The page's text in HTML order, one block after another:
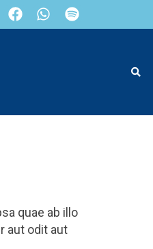
quae ab illo
aut odit aut